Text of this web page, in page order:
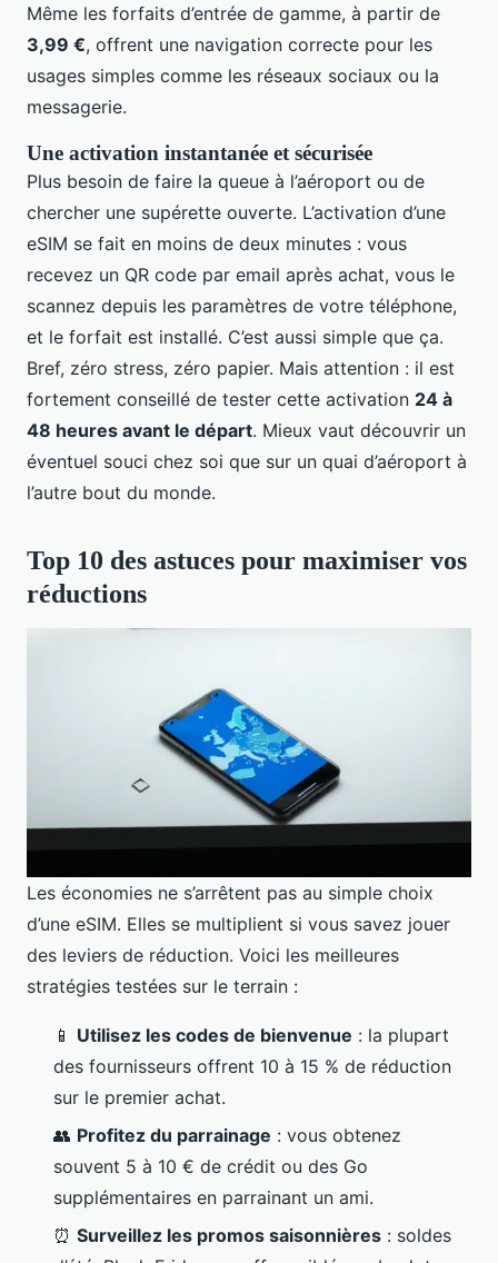
Même les forfaits d’entrée de gamme, à partir de
3,99 €, offrent une navigation correcte pour les
usages simples comme les réseaux sociaux ou la
messagerie.
Une activation instantanée et sécurisée
Plus besoin de faire la queue à l’aéroport ou de
chercher une supérette ouverte. L’activation d’une
eSIM se fait en moins de deux minutes : vous
recevez un QR code par email après achat, vous le
scannez depuis les paramètres de votre téléphone,
et le forfait est installé. C’est aussi simple que ça.
Bref, zéro stress, zéro papier. Mais attention : il est
fortement conseillé de tester cette activation 24 à
48 heures avant le départ. Mieux vaut découvrir un
éventuel souci chez soi que sur un quai d’aéroport à
l’autre bout du monde.
Top 10 des astuces pour maximiser vos
réductions
Les économies ne s’arrêtent pas au simple choix
d’une eSIM. Elles se multiplient si vous savez jouer
des leviers de réduction. Voici les meilleures
stratégies testées sur le terrain :
📱 Utilisez les codes de bienvenue : la plupart
des fournisseurs offrent 10 à 15 % de réduction
sur le premier achat.
👥 Profitez du parrainage : vous obtenez
souvent 5 à 10 € de crédit ou des Go
supplémentaires en parrainant un ami.
⏰ Surveillez les promos saisonnières : soldes